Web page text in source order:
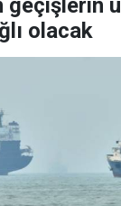
geçişlerin
olacak